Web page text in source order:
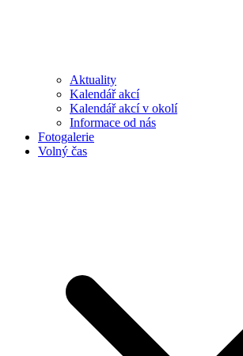
Aktuality
Kalendář akcí
Kalendář akcí v okolí
Informace od nás
Fotogalerie
Volný čas